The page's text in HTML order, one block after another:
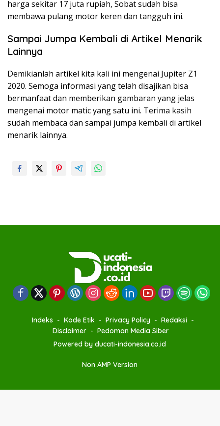
harga sekitar 17 juta rupiah, Sobat sudah bisa
membawa pulang motor keren dan tangguh ini.
Sampai Jumpa Kembali di Artikel Menarik
Lainnya
Demikianlah artikel kita kali ini mengenai Jupiter Z1
2020. Semoga informasi yang telah disajikan bisa
bermanfaat dan memberikan gambaran yang jelas
mengenai motor matic yang satu ini. Terima kasih
sudah membaca dan sampai jumpa kembali di artikel
menarik lainnya.
Indeks Kode Etik Privacy Policy
Redaksi
Disclaimer
Pedoman Media Siber
Powered by ducati-indonesia.co.id
Non AMP Version